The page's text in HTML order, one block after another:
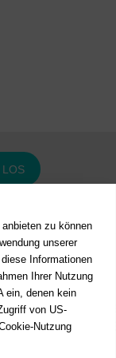
zu können
unserer
Informationen
Ihrer Nutzung
ein, denen kein
von US-
Nutzung
LOS
mit